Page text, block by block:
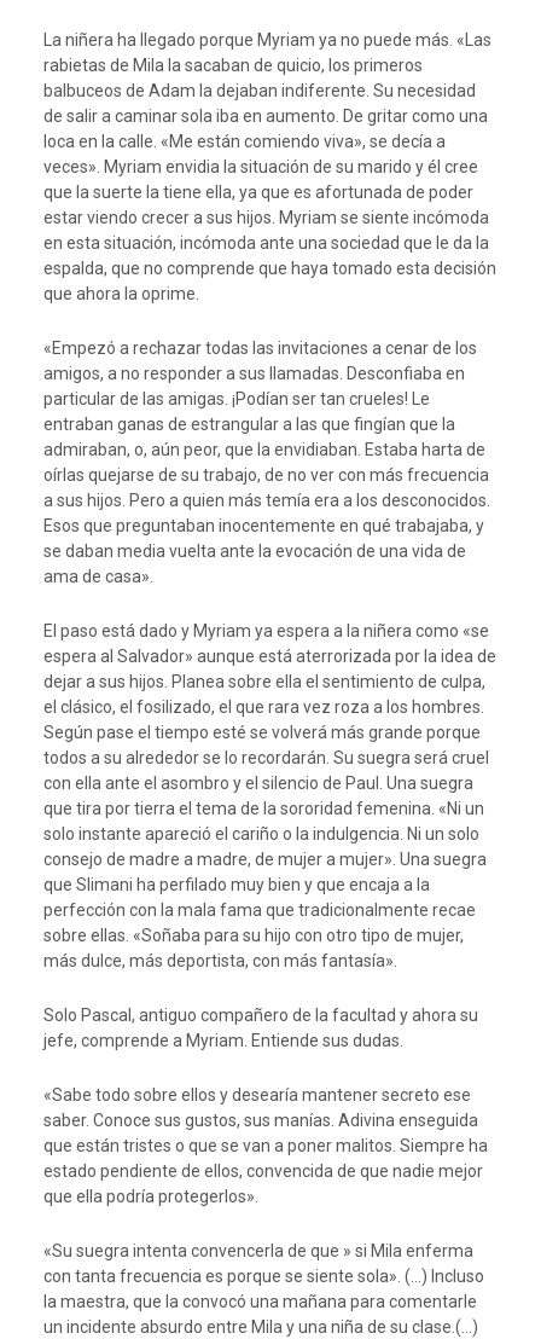
La niñera ha llegado porque Myriam ya no puede más. «Las
rabietas de Mila la sacaban de quicio, los primeros
balbuceos de Adam la dejaban indiferente. Su necesidad
de salir a caminar sola iba en aumento. De gritar como una
loca en la calle. «Me están comiendo viva», se decía a
veces». Myriam envidia la situación de su marido y él cree
que la suerte la tiene ella, ya que es afortunada de poder
estar viendo crecer a sus hijos. Myriam se siente incómoda
en esta situación, incómoda ante una sociedad que le da la
espalda, que no comprende que haya tomado esta decisión
que ahora la oprime.
«Empezó a rechazar todas las invitaciones a cenar de los
amigos, a no responder a sus llamadas. Desconfiaba en
particular de las amigas. ¡Podían ser tan crueles! Le
entraban ganas de estrangular a las que fingían que la
admiraban, o, aún peor, que la envidiaban. Estaba harta de
oírlas quejarse de su trabajo, de no ver con más frecuencia
a sus hijos. Pero a quien más temía era a los desconocidos.
Esos que preguntaban inocentemente en qué trabajaba, y
se daban media vuelta ante la evocación de una vida de
ama de casa».
El paso está dado y Myriam ya espera a la niñera como «se
espera al Salvador» aunque está aterrorizada por la idea de
dejar a sus hijos. Planea sobre ella el sentimiento de culpa,
el clásico, el fosilizado, el que rara vez roza a los hombres.
Según pase el tiempo esté se volverá más grande porque
todos a su alrededor se lo recordarán. Su suegra será cruel
con ella ante el asombro y el silencio de Paul. Una suegra
que tira por tierra el tema de la sororidad femenina. «Ni un
solo instante apareció el cariño o la indulgencia. Ni un solo
consejo de madre a madre, de mujer a mujer». Una suegra
que Slimani ha perfilado muy bien y que encaja a la
perfección con la mala fama que tradicionalmente recae
sobre ellas. «Soñaba para su hijo con otro tipo de mujer,
más dulce, más deportista, con más fantasía».
Solo Pascal, antiguo compañero de la facultad y ahora su
jefe, comprende a Myriam. Entiende sus dudas.
«Sabe todo sobre ellos y desearía mantener secreto ese
saber. Conoce sus gustos, sus manías. Adivina enseguida
que están tristes o que se van a poner malitos. Siempre ha
estado pendiente de ellos, convencida de que nadie mejor
que ella podría protegerlos».
«Su suegra intenta convencerla de que » si Mila enferma
con tanta frecuencia es porque se siente sola». (…) Incluso
la maestra, que la convocó una mañana para comentarle
un incidente absurdo entre Mila y una niña de su clase.(…)